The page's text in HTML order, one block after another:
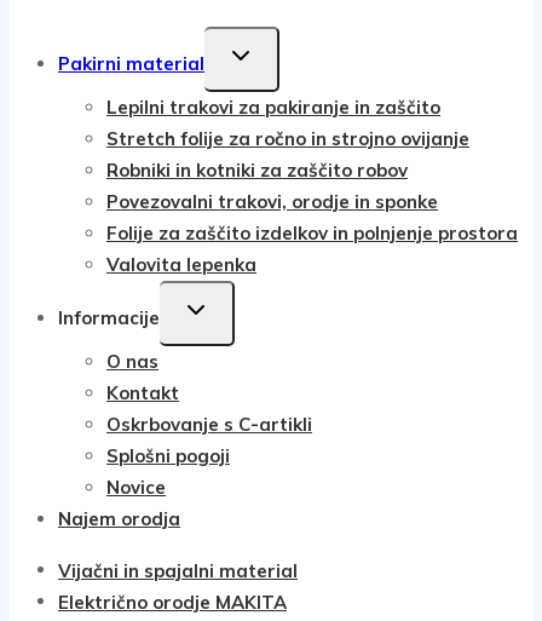
bila:
152€.
Pakirni material
TOGGLE
MENU
Lepilni trakovi za pakiranje in zaščito
Stretch folije za ročno in strojno ovijanje
Robniki in kotniki za zaščito robov
Povezovalni trakovi, orodje in sponke
Folije za zaščito izdelkov in polnjenje prostora
Valovita lepenka
Informacije
TOGGLE
O nas
Kontakt
Oskrbovanje s C-artikli
Splošni pogoji
Novice
Najem orodja
Vijačni in spajalni material
Električno orodje MAKITA